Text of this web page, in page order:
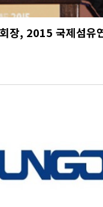
장, 2015 국제섬유